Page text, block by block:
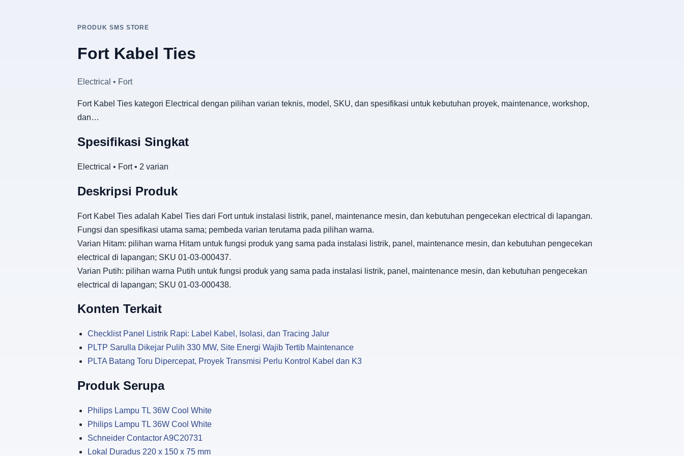
PRODUK SMS STORE
Fort Kabel Ties
Electrical • Fort
Fort Kabel Ties kategori Electrical dengan pilihan varian teknis, model, SKU, dan spesifikasi untuk kebutuhan proyek, maintenance, workshop,
dan…
Spesifikasi Singkat
Electrical • Fort • 2 varian
Deskripsi Produk
Fort Kabel Ties adalah Kabel Ties dari Fort untuk instalasi listrik, panel, maintenance mesin, dan kebutuhan pengecekan electrical di lapangan.
Fungsi dan spesifikasi utama sama; pembeda varian terutama pada pilihan warna.
Varian Hitam: pilihan warna Hitam untuk fungsi produk yang sama pada instalasi listrik, panel, maintenance mesin, dan kebutuhan pengecekan
electrical di lapangan; SKU 01-03-000437.
Varian Putih: pilihan warna Putih untuk fungsi produk yang sama pada instalasi listrik, panel, maintenance mesin, dan kebutuhan pengecekan
electrical di lapangan; SKU 01-03-000438.
Konten Terkait
Checklist Panel Listrik Rapi: Label Kabel, Isolasi, dan Tracing Jalur
PLTP Sarulla Dikejar Pulih 330 MW, Site Energi Wajib Tertib Maintenance
PLTA Batang Toru Dipercepat, Proyek Transmisi Perlu Kontrol Kabel dan K3
Produk Serupa
Philips Lampu TL 36W Cool White
Philips Lampu TL 36W Cool White
Schneider Contactor A9C20731
Lokal Duradus 220 x 150 x 75 mm